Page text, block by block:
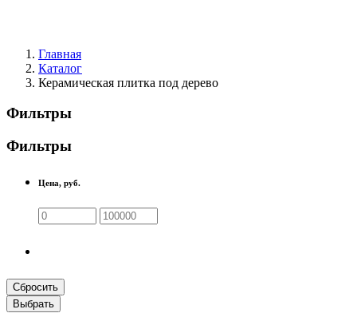
Главная
Каталог
Керамическая плитка под дерево
Фильтры
Фильтры
Цена, руб.
Сбросить
Выбрать